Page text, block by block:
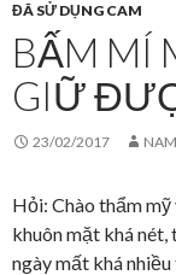
ĐÃ SỬ DỤNG CAM
BẤM MÍ
GIỮ
23/02/2017 NAM
Hỏi: Chào thẩm
khuôn mặt khá
ngày mất khá